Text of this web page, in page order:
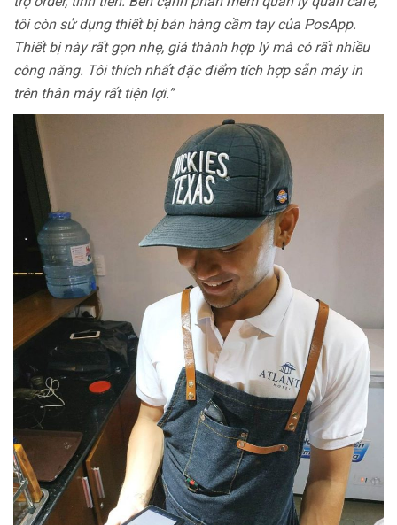
tôi còn sử dụng thiết bị bán hàng cầm tay của PosApp.
Thiết bị này rất gọn nhẹ, giá thành hợp lý mà có rất nhiều
công năng. Tôi thích nhất đặc điểm tích hợp sẵn máy in
trên thân máy rất tiện lợi.”